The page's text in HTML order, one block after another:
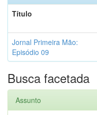
Título
Jornal Primeira Mão:
Episódio 09
Busca facetada
Assunto